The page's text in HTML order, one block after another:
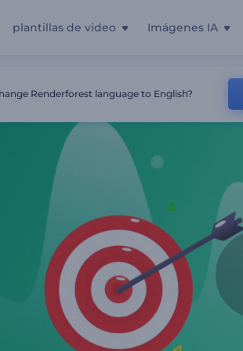
plantillas de video Imágenes IA
Renderforest language to English?